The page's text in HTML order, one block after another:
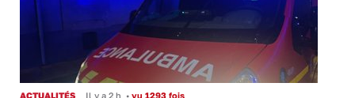
ACTUALITÉS Il y a 2 h • vu 1293 fois